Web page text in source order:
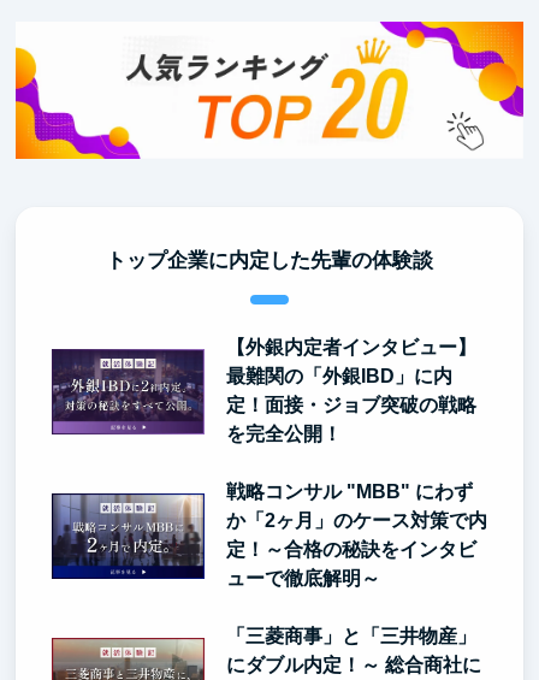
トップ企業に内定した先輩の体験談
【外銀内定者インタビュー】
最難関の「外銀IBD」に内
定！面接・ジョブ突破の戦略
を完全公開！
戦略コンサル "MBB" にわず
か「2ヶ月」のケース対策で内
定！～合格の秘訣をインタビ
ューで徹底解明～
「三菱商事」と「三井物産」
にダブル内定！～ 総合商社に